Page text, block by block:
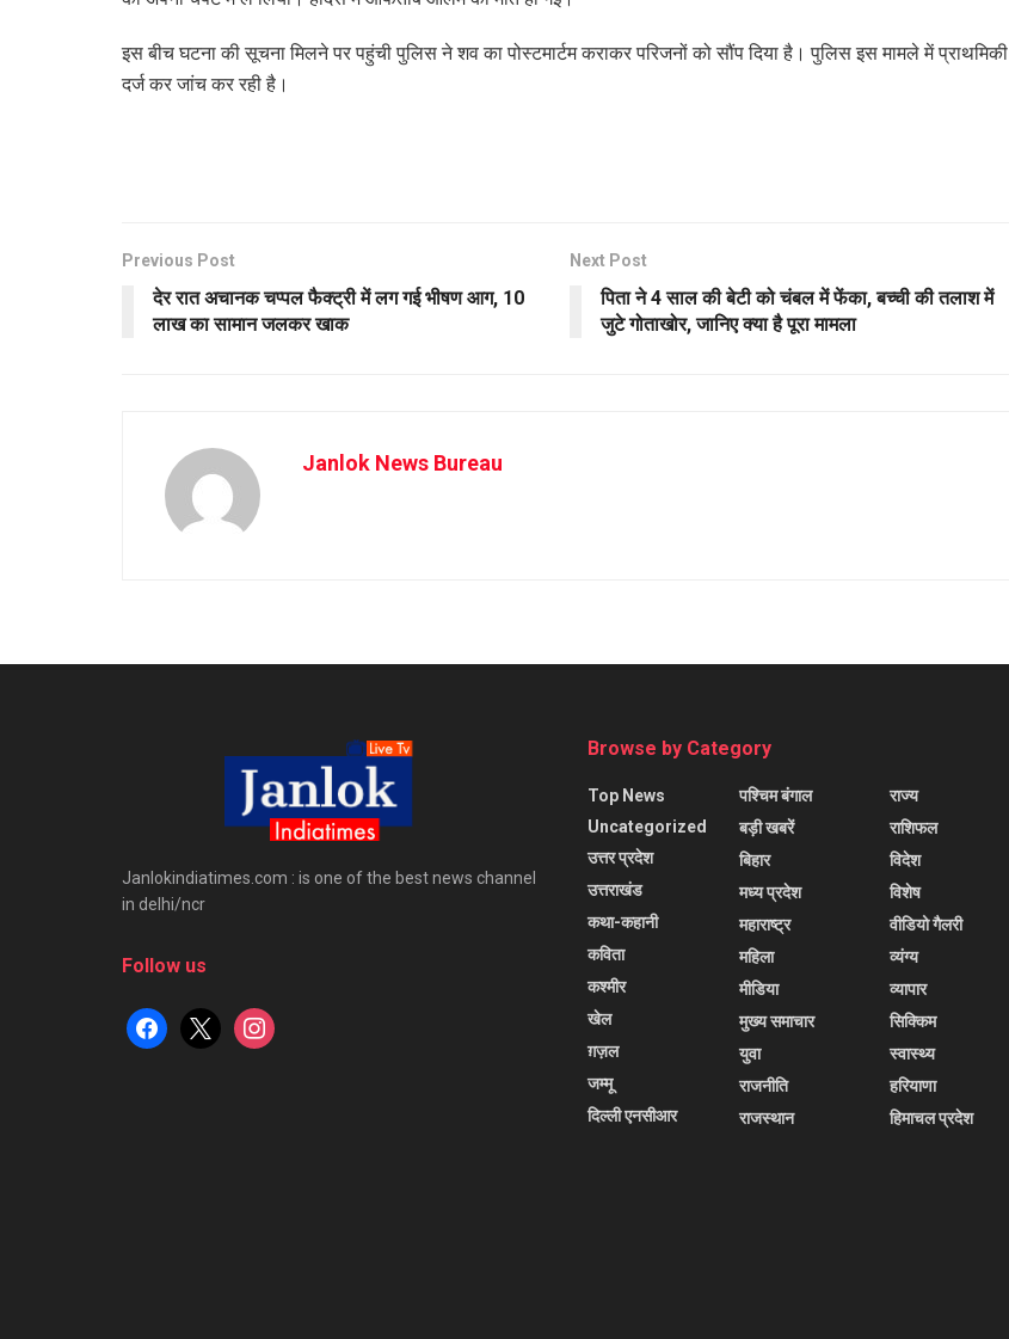
इस बीच घटना की सूचना मिलने पर पहुंची पुलिस ने शव का पोस्टमार्टम कराकर परिजनों को सौंप दिया है। पुलिस इस मामले में प्राथमिकी
दर्ज कर जांच कर रही है।
Previous Post
देर रात अचानक चप्पल फैक्ट्री में लग गई भीषण आग, 10
लाख का सामान जलकर खाक
Next Post
पिता ने 4 साल की बेटी को चंबल में फेंका, बच्ची की तलाश में
जुटे गोताखोर, जानिए क्या है पूरा मामला
Janlok News Bureau
Janlokindiatimes.com : is one of the best news channel
in delhi/ncr
Follow us
facebook
x instagram
Browse by Category
Top News
Uncategorized
उत्तर प्रदेश
उत्तराखंड
कथा-कहानी
कविता
कश्मीर
खेल
ग़ज़ल
जम्मू
दिल्ली एनसीआर
पश्चिम बंगाल
बड़ी खबरें
बिहार
मध्य प्रदेश
महाराष्ट्र
महिला
मीडिया
मुख्य समाचार
युवा
राजनीति
राजस्थान
राज्य
राशिफल
विदेश
विशेष
वीडियो गैलरी
व्यंग्य
व्यापार
सिक्किम
स्वास्थ्य
हरियाणा
हिमाचल प्रदेश